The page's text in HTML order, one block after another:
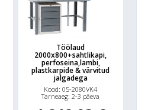
Töölaud
2000x800+sahtlikapi,
perfoseina,lambi,
plastkarpide & värvitud
jalgadega
Kood: 05-2080VK4
Tarneaeg: 2-3 päeva